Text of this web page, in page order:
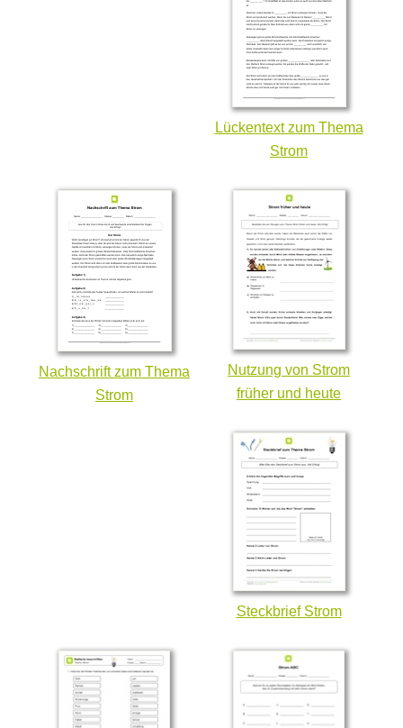
Lückentext zum Thema
Strom
Nachschrift zum Thema
Strom
Nutzung von Strom
früher und heute
Steckbrief Strom